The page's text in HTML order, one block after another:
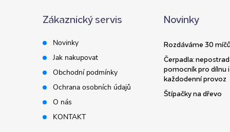
Zákaznický servis
Novinky
Jak nakupovat
Obchodní podmínky
Ochrana osobních údajů
O nás
KONTAKT
Novinky
Rozdáváme 30
Čerpadla:
pomocník pro dílnu i
každodenní provoz
Štípačky na dřevo